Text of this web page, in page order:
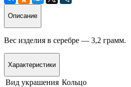
Описание
Вес изделия в серебре — 3,2 грамм.
Характеристики
Вид украшения Кольцо